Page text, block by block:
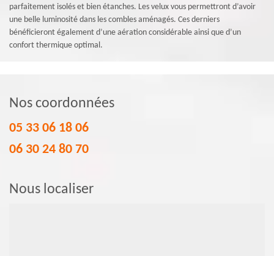
parfaitement isolés et bien étanches. Les velux vous permettront d’avoir
une belle luminosité dans les combles aménagés. Ces derniers
bénéficieront également d’une aération considérable ainsi que d’un
confort thermique optimal.
Nos coordonnées
05 33 06 18 06
06 30 24 80 70
Nous localiser